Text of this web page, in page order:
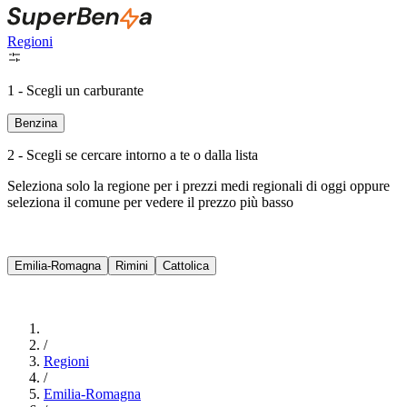
Regioni
1 - Scegli un carburante
Benzina
2 - Scegli se cercare intorno a te o dalla lista
Seleziona solo la regione per i prezzi medi regionali di oggi oppure
seleziona il comune per vedere il prezzo più basso
Emilia-Romagna Rimini Cattolica
/
Regioni
/
Emilia-Romagna